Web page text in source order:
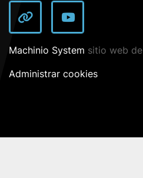
other youtube
Machinio System sitio web de
Administrar cookies